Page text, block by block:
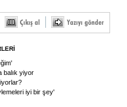
balık yiyor
iyi bir şey'